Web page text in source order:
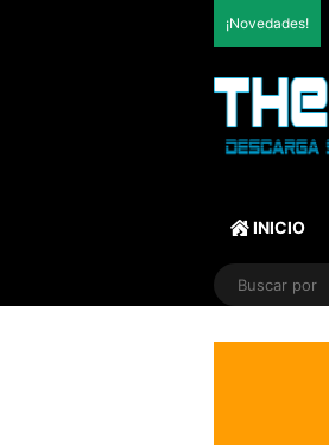
¡Novedades!
INICIO